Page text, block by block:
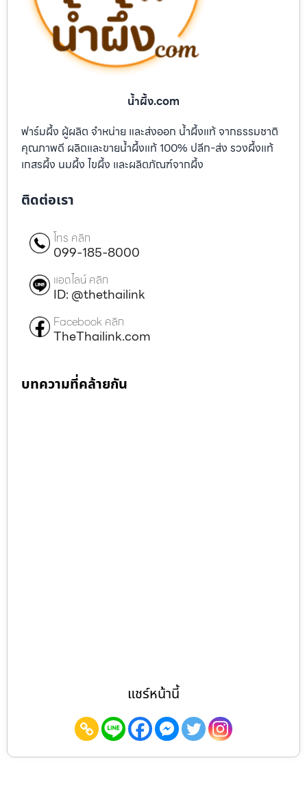
น้ำผึ้ง.com
ฟาร์มผึ้ง ผู้ผลิต จำหน่าย และส่งออก น้ำผึ้งแท้ จากธรรมชาติ
คุณภาพดี ผลิตและขายน้ำผึ้งแท้ 100% ปลีก-ส่ง รวงผึ้งแท้
เกสรผึ้ง นมผึ้ง ไขผึ้ง และผลิตภัณฑ์จากผึ้ง
ติดต่อเรา
โทร คลิก
099-185-8000
แอดไลน์ คลิก
ID: @thethailink
Facebook คลิก
TheThailink.com
บทความที่คล้ายกัน
แชร์หน้านี้